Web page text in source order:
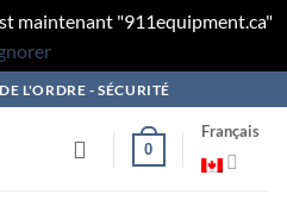
maintenant "911equipment.ca"
L'ORDRE - SÉCURITÉ
0
Français